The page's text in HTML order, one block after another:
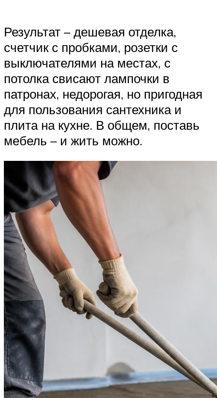
Результат – дешевая отделка,
счетчик с пробками, розетки с
выключателями на местах, с
потолка свисают лампочки в
патронах, недорогая, но пригодная
для пользования сантехника и
плита на кухне. В общем, поставь
мебель – и жить можно.